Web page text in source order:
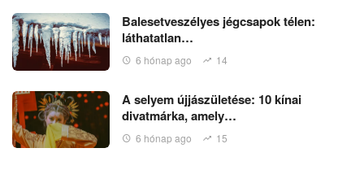
Balesetveszélyes jégcsapok télen:
láthatatlan…
6 hónap ago 14
A selyem újjászületése: 10 kínai
divatmárka, amely…
6 hónap ago 15